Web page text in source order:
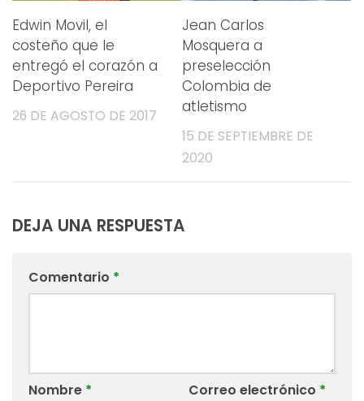
Edwin Movil, el
costeño que le
entregó el corazón a
Deportivo Pereira
26 DE AGOSTO DE 2017
Jean Carlos
Mosquera a
preselección
Colombia de
atletismo
15 DE SEPTIEMBRE DE
2020
DEJA UNA RESPUESTA
Comentario *
Nombre * Correo electrónico *